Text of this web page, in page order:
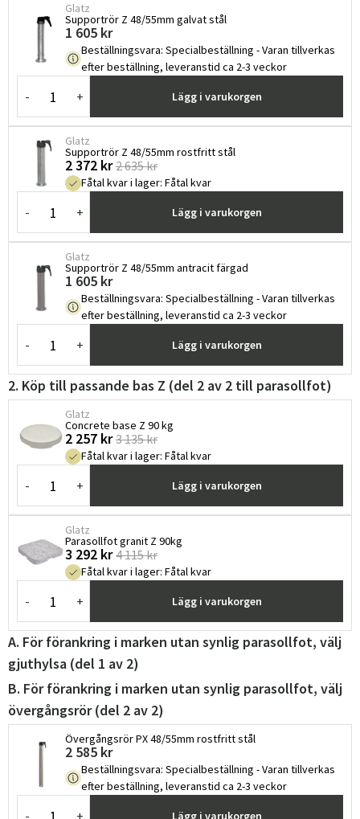
Glatz
Supportrör Z 48/55mm galvat stål
1 605 kr
Beställningsvara: Specialbeställning - Varan tillverkas
efter beställning, leveranstid ca 2-3 veckor
- + Lägg i varukorgen
Glatz
Supportrör Z 48/55mm rostfritt stål
2 372 kr 2 635 kr
Fåtal kvar i lager: Fåtal kvar
- + Lägg i varukorgen
Glatz
Supportrör Z 48/55mm antracit färgad
1 605 kr
Beställningsvara: Specialbeställning - Varan tillverkas
efter beställning, leveranstid ca 2-3 veckor
- + Lägg i varukorgen
2. Köp till passande bas Z (del 2 av 2 till parasollfot)
Glatz
Concrete base Z 90 kg
2 257 kr 3 135 kr
Fåtal kvar i lager: Fåtal kvar
- + Lägg i varukorgen
Glatz
Parasollfot granit Z 90kg
3 292 kr 4 115 kr
Fåtal kvar i lager: Fåtal kvar
- + Lägg i varukorgen
A. För förankring i marken utan synlig parasollfot, välj
gjuthylsa (del 1 av 2)
B. För förankring i marken utan synlig parasollfot, välj
övergångsrör (del 2 av 2)
Övergångsrör PX 48/55mm rostfritt stål
2 585 kr
Beställningsvara: Specialbeställning - Varan tillverkas
efter beställning, leveranstid ca 2-3 veckor
- + Lägg i varukorgen